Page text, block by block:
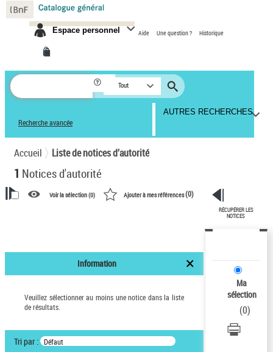
Espace personnel Aide Une question ? Historique
Tout
Recherche avancée
AUTRES RECHERCHES
Accueil Liste de notices d’autorité
1 Notices d'autorité
notices d’autorité
Paco de Lucía (1947-2014)
Notice élémentaire
Voir la sélection (0) Ajouter à mes références(0)
Information
Veuillez sélectionner au moins une notice dans la liste
de résultats.
Tri par : Défaut
RÉCUPÉRER LES
NOTICES
Ma
sélection
(0)
Panneau de gestion des cookies